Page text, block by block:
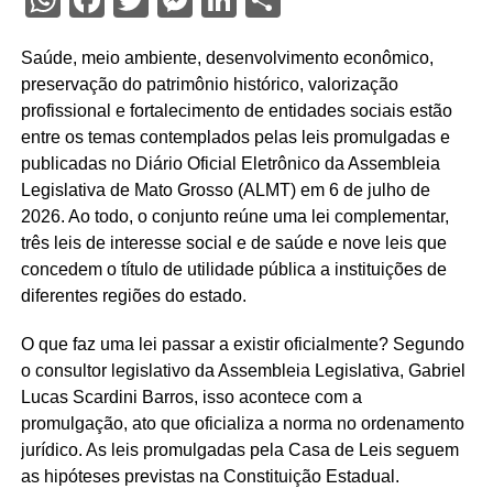
Saúde, meio ambiente, desenvolvimento econômico,
preservação do patrimônio histórico, valorização
profissional e fortalecimento de entidades sociais estão
entre os temas contemplados pelas leis promulgadas e
publicadas no Diário Oficial Eletrônico da Assembleia
Legislativa de Mato Grosso (ALMT) em 6 de julho de
2026. Ao todo, o conjunto reúne uma lei complementar,
três leis de interesse social e de saúde e nove leis que
concedem o título de utilidade pública a instituições de
diferentes regiões do estado.
O que faz uma lei passar a existir oficialmente? Segundo
o consultor legislativo da Assembleia Legislativa, Gabriel
Lucas Scardini Barros, isso acontece com a
promulgação, ato que oficializa a norma no ordenamento
jurídico. As leis promulgadas pela Casa de Leis seguem
as hipóteses previstas na Constituição Estadual.